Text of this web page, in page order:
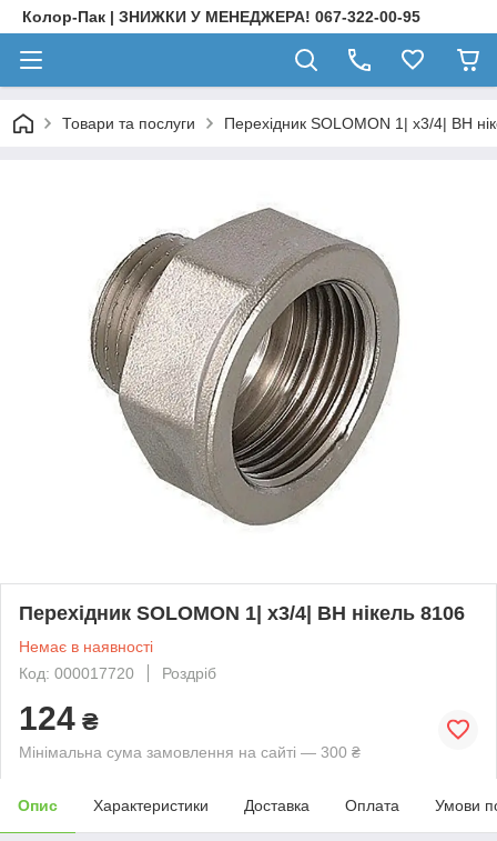
Колор-Пак | ЗНИЖКИ У МЕНЕДЖЕРА! 067-322-00-95
Товари та послуги Перехідник SOLOMON 1| х3/4| ВН
Перехідник SOLOMON 1| х3/4| ВН нікель 8106
Немає в наявності
Код: 000017720
Роздріб
124 ₴
Мінімальна сума замовлення на сайті — 300 ₴
Опис Характеристики Доставка Оплата Умови